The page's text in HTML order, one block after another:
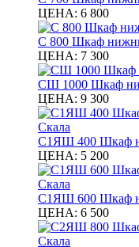
ЦЕНА: 6 800
С 800 Шкаф
ЦЕНА: 7 300
СШ 1000 Шкаф
ЦЕНА: 9 300
С1ЯШ 400 Шкаф
ЦЕНА: 5 200
С1ЯШ 600 Шкаф
ЦЕНА: 6 500